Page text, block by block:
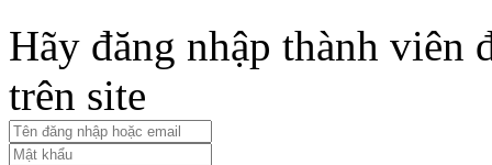
Hãy đăng nhập thành viên
trên site